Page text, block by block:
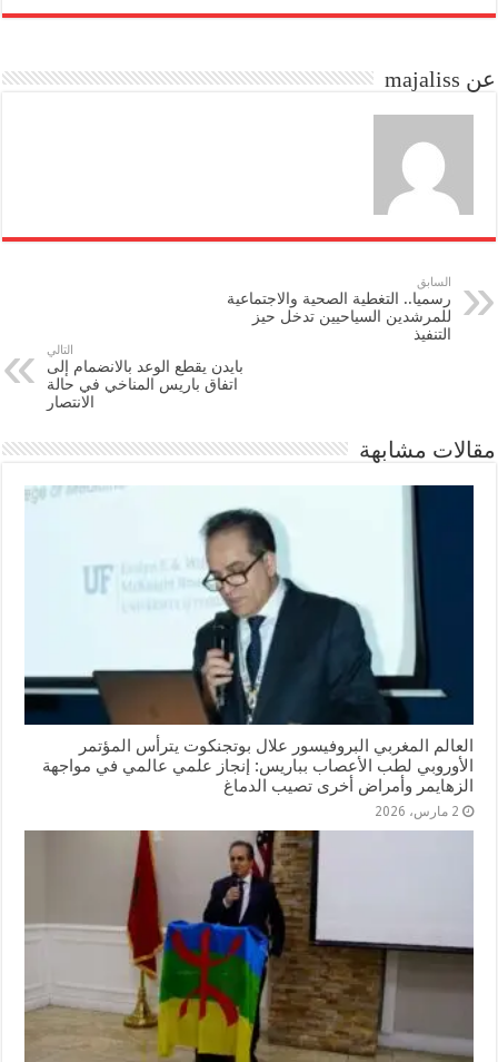
bo
to
n
ail
re
عن majaliss
السابق
رسميا.. التغطية الصحية والاجتماعية
للمرشدين السياحيين تدخل حيز
التنفيذ
التالي
بايدن يقطع الوعد بالانضمام إلى
اتفاق باريس المناخي في حالة
الانتصار
مقالات مشابهة
العالم المغربي البروفيسور علال بوتجنكوت يترأس المؤتمر
الأوروبي لطب الأعصاب بباريس: إنجاز علمي عالمي في مواجهة
الزهايمر وأمراض أخرى تصيب الدماغ
2 مارس، 2026